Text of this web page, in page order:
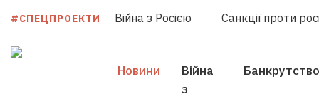
#СПЕЦПРОЕКТИ Війна з Росією Санкції проти
Новини
Війна
з
Банкрутство